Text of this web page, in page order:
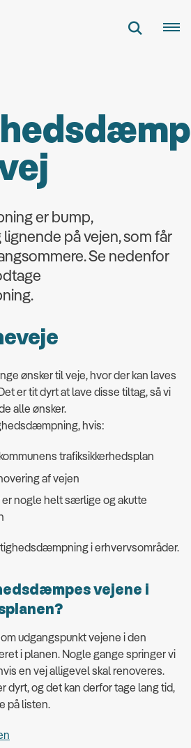
er bump,
på vejen, som får
Se nedenfor
ønsker til veje, hvor der kan laves
er tit dyrt at lave disse tiltag, så vi
alle ønsker.
hvis:
trafiksikkerhedsplan
af vejen
er nogle helt særlige og akutte
i erhvervsområder.
vejene i
udgangspunkt vejene i den
i planen. Nogle gange springer vi
en vej alligevel skal renoveres.
og det kan derfor tage lang tid,
på listen.